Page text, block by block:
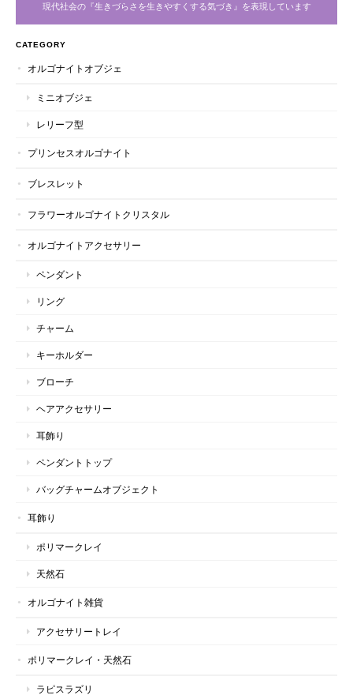
現代社会の『生きづらさを生きやすくする気づき』を表現しています
CATEGORY
オルゴナイトオブジェ
ミニオブジェ
レリーフ型
プリンセスオルゴナイト
ブレスレット
フラワーオルゴナイトクリスタル
オルゴナイトアクセサリー
ペンダント
リング
チャーム
キーホルダー
ブローチ
ヘアアクセサリー
耳飾り
ペンダントトップ
バッグチャームオブジェクト
耳飾り
ポリマークレイ
天然石
オルゴナイト雑貨
アクセサリートレイ
ポリマークレイ・天然石
ラピスラズリ